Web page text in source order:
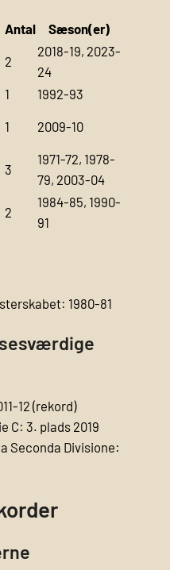
Antal Sæson(er)
2
2018-19, 2023-
24
1
1992-93
1 2009-10
3
1971-72, 1978-
79, 2003-04
2
1984-85, 1990-
91
1980-81
12 (rekord)
C: 3. plads 2019
Seconda Divisione: